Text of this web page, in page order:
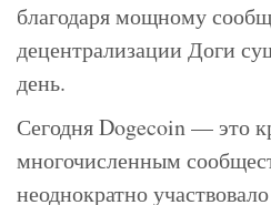
благодаря мощному
децентрализации Доги
день.
Сегодня Dogecoin — это
многочисленным
неоднократно